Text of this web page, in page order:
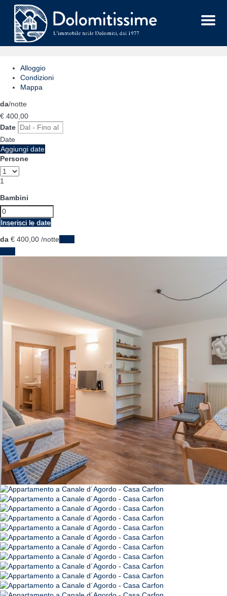
Menu
Alloggio
Condizioni
Mappa
da/notte
€ 400, 00
Date
Date
Aggiungi date
Persone
1
Bambini
Inserisci le date
da € 400, 00 /notte